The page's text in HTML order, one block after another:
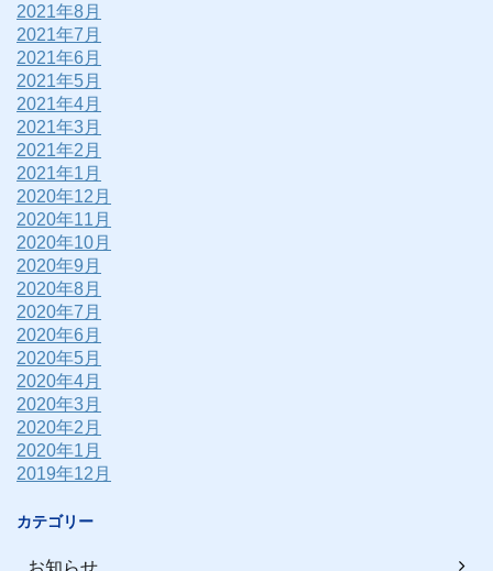
2021年8月
2021年7月
2021年6月
2021年5月
2021年4月
2021年3月
2021年2月
2021年1月
2020年12月
2020年11月
2020年10月
2020年9月
2020年8月
2020年7月
2020年6月
2020年5月
2020年4月
2020年3月
2020年2月
2020年1月
2019年12月
カテゴリー